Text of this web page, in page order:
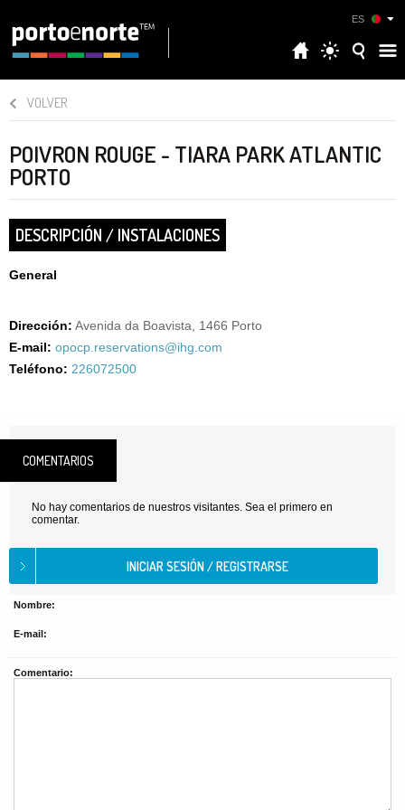
ES
VOLVER
POIVRON ROUGE - TIARA PARK ATLANTIC
PORTO
DESCRIPCIÓN / INSTALACIONES
General
Dirección: Avenida da Boavista, 1466 Porto
E-mail: opocp.reservations@ihg.com
Teléfono: 226072500
COMENTARIOS
No hay comentarios de nuestros visitantes. Sea el primero en
comentar.
Nombre:
E-mail:
Comentario: